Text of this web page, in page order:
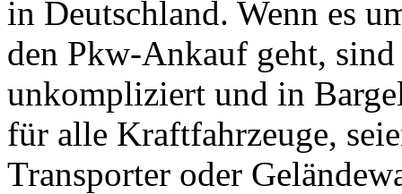
in Deutschland. Wenn es
den Pkw-Ankauf geht,
unkompliziert und in
für alle Kraftfahrzeuge,
Transporter oder